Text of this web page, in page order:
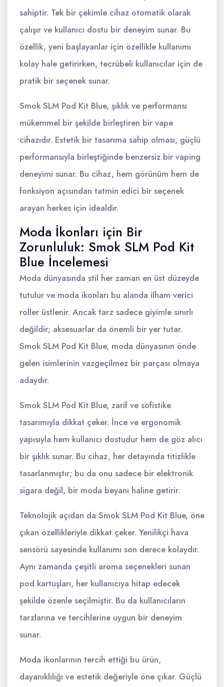
sahiptir. Tek bir çekimle cihaz otomatik olarak
çalışır ve kullanıcı dostu bir deneyim sunar. Bu
özellik, yeni başlayanlar için özellikle kullanımı
kolay hale getirirken, tecrübeli kullanıcılar için de
pratik bir seçenek sunar.
Smok SLM Pod Kit Blue, şıklık ve performansı
mükemmel bir şekilde birleştiren bir vape
cihazıdır. Estetik bir tasarıma sahip olması, güçlü
performansıyla birleştiğinde benzersiz bir vaping
deneyimi sunar. Bu cihaz, hem görünüm hem de
fonksiyon açısından tatmin edici bir seçenek
arayan herkes için idealdir.
Moda İkonları için Bir
Zorunluluk: Smok SLM Pod Kit
Blue İncelemesi
Moda dünyasında stil her zaman en üst düzeyde
tutulur ve moda ikonları bu alanda ilham verici
roller üstlenir. Ancak tarz sadece giyimle sınırlı
değildir; aksesuarlar da önemli bir yer tutar.
Smok SLM Pod Kit Blue, moda dünyasının önde
gelen isimlerinin vazgeçilmez bir parçası olmaya
adaydır.
Smok SLM Pod Kit Blue, zarif ve sofistike
tasarımıyla dikkat çeker. İnce ve ergonomik
yapısıyla hem kullanıcı dostudur hem de göz alıcı
bir şıklık sunar. Bu cihaz, her detayında titizlikle
tasarlanmıştır; bu da onu sadece bir elektronik
sigara değil, bir moda beyanı haline getirir.
Teknolojik açıdan da Smok SLM Pod Kit Blue, öne
çıkan özellikleriyle dikkat çeker. Yenilikçi hava
sensörü sayesinde kullanımı son derece kolaydır.
Aynı zamanda çeşitli aroma seçenekleri sunan
pod kartuşları, her kullanıcıya hitap edecek
şekilde özenle seçilmiştir. Bu da kullanıcıların
tarzlarına ve tercihlerine uygun bir deneyim
sunar.
Moda ikonlarının tercih ettiği bu ürün,
dayanıklılığı ve estetik değeriyle öne çıkar. Güçlü